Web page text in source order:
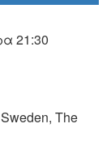
21:30
The